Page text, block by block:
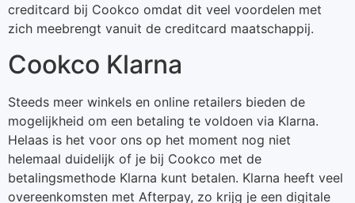
creditcard bij Cookco omdat dit veel voordelen met
zich meebrengt vanuit de creditcard maatschappij.
Cookco Klarna
Steeds meer winkels en online retailers bieden de
mogelijkheid om een betaling te voldoen via Klarna.
Helaas is het voor ons op het moment nog niet
helemaal duidelijk of je bij Cookco met de
betalingsmethode Klarna kunt betalen. Klarna heeft veel
overeenkomsten met Afterpay, zo krijg je een digitale